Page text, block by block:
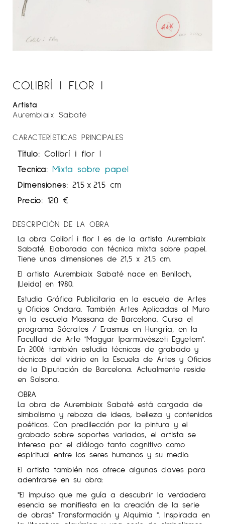
COLIBRÍ I FLOR I
Artista
Aurembiaix Sabaté
CARACTERÍSTICAS PRINCIPALES
Título: Colibrí i flor I
Tecnica: Mixta sobre papel
Dimensiones: 21.5 x 21.5 cm
Precio: 120 €
DESCRIPCIÓN DE LA OBRA
La obra Colibrí i flor I es de la artista Aurembiaix
Sabaté. Elaborada con técnica mixta sobre papel.
Tiene unas dimensiones de 21,5 x 21,5 cm.
El artista Aurembiaix Sabaté nace en Benlloch,
(Lleida) en 1980.
Estudia Gráfica Publicitaria en la escuela de Artes
y Oficios Ondara. También Artes Aplicadas al Muro
en la escuela Massana de Barcelona. Cursa el
programa Sócrates / Erasmus en Hungría, en la
Facultad de Arte "Magyar Iparmüvészeti Egyetem".
En 2006 también estudia técnicas de grabado y
técnicas del vidrio en la Escuela de Artes y Oficios
de la Diputación de Barcelona. Actualmente reside
en Solsona.
OBRA
La obra de Aurembiaix Sabaté está cargada de
simbolismo y reboza de ideas, belleza y contenidos
poéticos. Con predilección por la pintura y el
grabado sobre soportes variados, el artista se
interesa por el diálogo tanto cognitivo como
espiritual entre los seres humanos y su medio.
El artista también nos ofrece algunas claves para
adentrarse en su obra:
"El impulso que me guía a descubrir la verdadera
esencia se manifiesta en la creación de la serie
de obras" Transformación y Alquimia ". Inspirada en